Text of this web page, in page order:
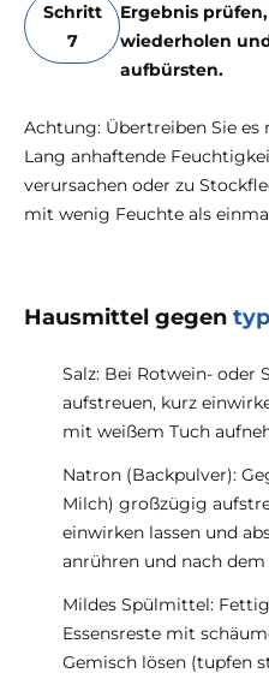
Schritt
7
Ergebnis
wiederholen
aufbürsten.
Achtung: Übertreiben Sie
Lang anhaftende
verursachen oder zu
mit wenig Feuchte als
Hausmittel gegen
Salz: Bei Rotwein- oder
aufstreuen, kurz
mit weißem Tuch
Natron (Backpulver):
Milch) großzügig
einwirken lassen und
anrühren und nach
Mildes Spülmittel:
Essensreste mit
Gemisch lösen (tupfen